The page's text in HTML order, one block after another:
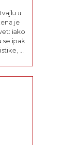
u
je
iako
se ipak
da